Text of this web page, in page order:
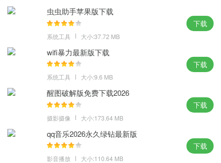
优势：
1、能够完成各种形式这间的变换，能够挑选一个或多个不一样尺
度，为用户提供了一种全新的视频操作体验
2、合作多种快捷键的运用，能够完成挑选规模的相加，还能够进行
无限次吊销和康复
3、允许用户在图片和文件内容上进行渲染模糊特效，运用戏法棒东
西或色彩规模指令能够根据色彩来自动挑选所要有些
4、加深和减淡东西能够有挑选地改动图画的暴光度，文本层能够随
时修改图画中的文本
小编点评：
一秒就能把废片修成完美的状态，想怎么美都可以，ps免费版下载
虫虫助手苹果版下载
系统工具 大小:37.72 MB
下载
wifi暴力最新版下载
系统工具 大小:9.6 MB
下载
醒图破解版免费下载2026
摄影摄像 大小:173.64 MB
下载
qq音乐2026永久绿钻最新版
影音播放 大小:110.64 MB
下载